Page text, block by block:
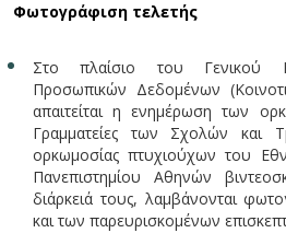
Φωτογράφιση τελετής
Στο πλαίσιο του Γενικού
Προσωπικών Δεδομένων
απαιτείται η ενημέρωση των
Γραμματείες των Σχολών και
ορκωμοσίας πτυχιούχων του
Πανεπιστημίου Αθηνών
διάρκειά τους, λαμβάνονται
και των παρευρισκομένων